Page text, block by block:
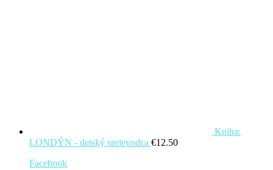
Kniha:
LONDÝN - detský sprievodca €12.50
Facebook